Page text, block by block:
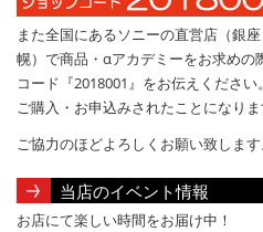
また全国にあるソニーの直営店（銀
幌）で商品・αアカデミーをお求め
コード『2018001』をお伝えくださ
ご購入・お申込みされたことになりま
ご協力のほどよろしくお願い致します
当店のイベント情報
お店にて楽しい時間をお届け中！